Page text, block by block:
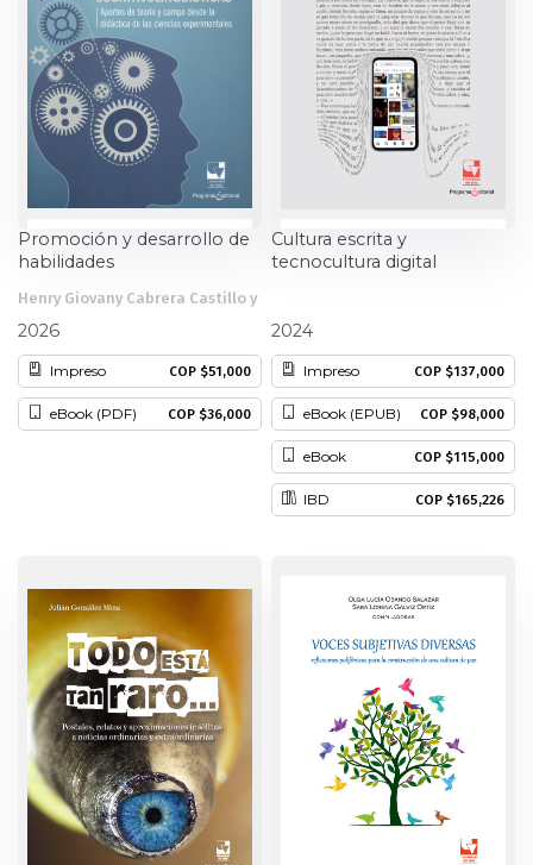
Ciencias Sociales
Conflicto Armado
Construcción de paz
Derecho
Desarrollo
Diseño
Economía
Estudios regionales
Ética
Filosofía
Finanzas
Promoción y desarrollo de
habilidades
Henry Giovany Cabrera Castillo y
2026
eBook (PDF) COP $36,000
Impreso COP $51,000
Cultura escrita y
tecnocultura digital
2024
Impreso COP $137,000
eBook (EPUB) COP $98,000
eBook COP $115,000
IBD COP $165,226